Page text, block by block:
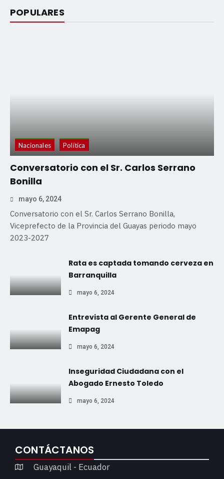
POPULARES
Nacionales Política
Conversatorio con el Sr. Carlos Serrano
Bonilla
mayo 6, 2024
Conversatorio con el Sr. Carlos Serrano Bonilla,
Viceprefecto de la Provincia del Guayas periodo mayo
2023-2027
Rata es captada tomando cerveza en
Barranquilla
mayo 6, 2024
Entrevista al Gerente General de
Emapag
mayo 6, 2024
Inseguridad Ciudadana con el
Abogado Ernesto Toledo
mayo 6, 2024
CONTÁCTANOS
Guayaquil - Ecuador